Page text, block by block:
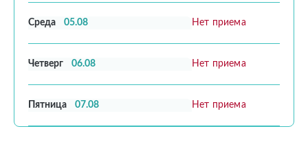
Среда 05.08 Нет приема
Четверг 06.08 Нет приема
Пятница 07.08 Нет приема